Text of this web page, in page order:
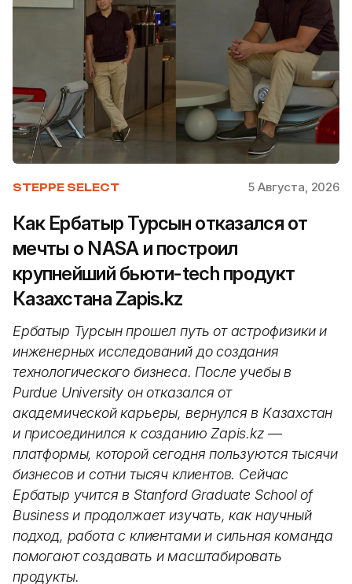
STEPPE SELECT 5 Августа, 2026
Как Ербатыр Турсын отказался от
мечты о NASA и построил
крупнейший бьюти-tech продукт
Казахстана Zapis.kz
Ербатыр Турсын прошел путь от астрофизики и
инженерных исследований до создания
технологического бизнеса. После учебы в
Purdue University он отказался от
академической карьеры, вернулся в Казахстан
и присоединился к созданию Zapis.kz —
платформы, которой сегодня пользуются тысячи
бизнесов и сотни тысяч клиентов. Сейчас
Ербатыр учится в Stanford Graduate School of
Business и продолжает изучать, как научный
подход, работа с клиентами и сильная команда
помогают создавать и масштабировать
продукты.